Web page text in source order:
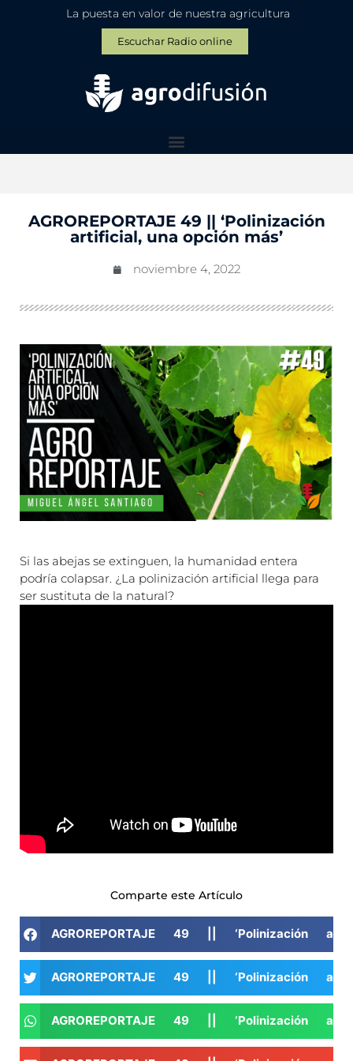
La puesta en valor de nuestra agricultura
Escuchar Radio online
AGROREPORTAJE 49 || ‘Polinización
artificial, una opción más’
noviembre 4, 2022
Si las abejas se extinguen, la humanidad entera
podría colapsar. ¿La polinización artificial llega para
ser sustituta de la natural?
Comparte este Artículo
AGROREPORTAJE 49 || ‘Polinización
AGROREPORTAJE 49 || ‘Polinización
AGROREPORTAJE 49 || ‘Polinización